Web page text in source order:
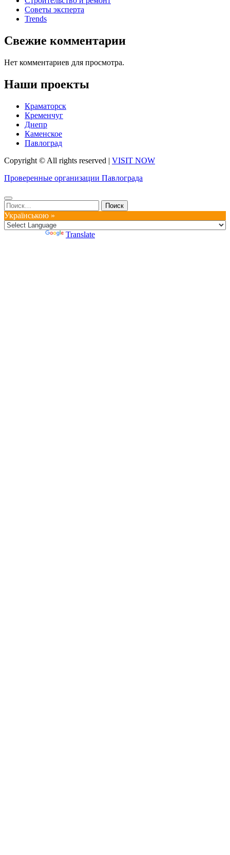
Советы эксперта
Trends
Свежие комментарии
Нет комментариев для просмотра.
Наши проекты
Краматорск
Кременчуг
Днепр
Каменское
Павлоград
Copyright © All rights reserved | VISIT NOW
Проверенные организации Павлограда
Найти:
Українською »
Translate